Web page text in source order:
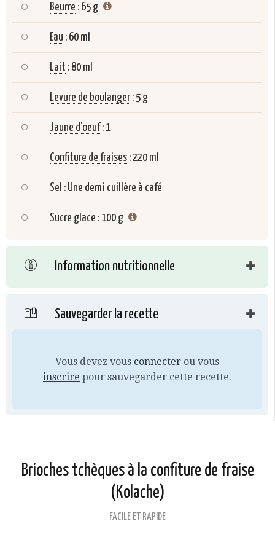
Beurre : 65 g
Eau : 60 ml
Lait : 80 ml
Levure de boulanger : 5 g
Jaune d'oeuf : 1
Confiture de fraises :220 ml
Sel : Une demi cuillère à café
Sucre glace : 100 g
Information nutritionnelle
Sauvegarder la recette
Vous devez vous connecter ou vous
inscrire pour sauvegarder cette recette.
Brioches tchèques à la confiture de fraise
(Kolache)
FACILE ET RAPIDE